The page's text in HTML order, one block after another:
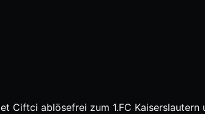
Ciftci ablösefrei zum 1.FC Kaiserslautern